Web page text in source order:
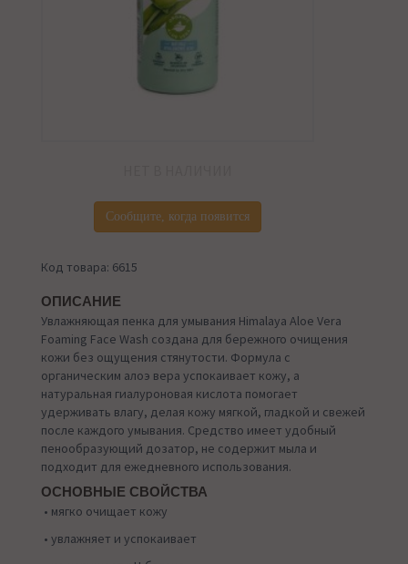
Сообщите, когда появится
Код товара: 6615
ОПИСАНИЕ
Увлажняющая пенка для умывания Himalaya Aloe Vera
Foaming Face Wash создана для бережного очищения
кожи без ощущения стянутости. Формула с
органическим алоэ вера успокаивает кожу, а
натуральная гиалуроновая кислота помогает
удерживать влагу, делая кожу мягкой, гладкой и свежей
после каждого умывания. Средство имеет удобный
пенообразующий дозатор, не содержит мыла и
подходит для ежедневного использования.
ОСНОВНЫЕ СВОЙСТВА
• мягко очищает кожу
• увлажняет и успокаивает